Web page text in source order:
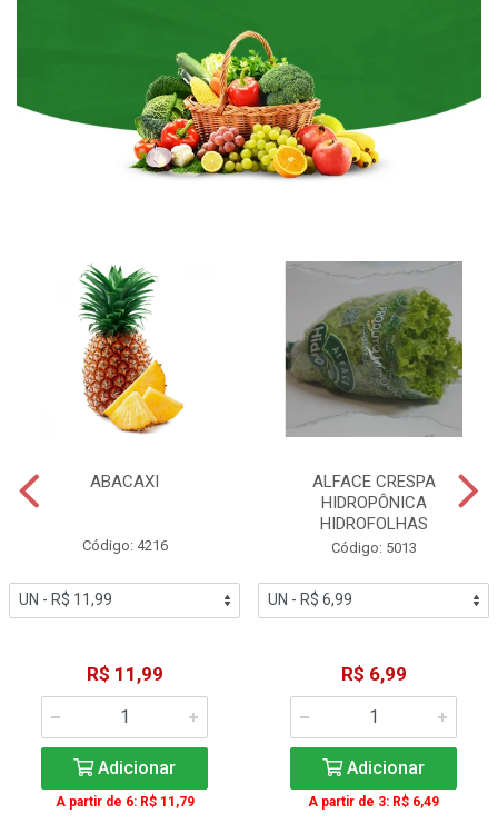
ABACAXI
Código: 4216
R$ 11,99
Adicionar
A partir de 6: R$ 11,79
ALFACE CRESPA
HIDROPÔNICA
HIDROFOLHAS
Código: 5013
R$ 6,99
Adicionar
A partir de 3: R$ 6,49